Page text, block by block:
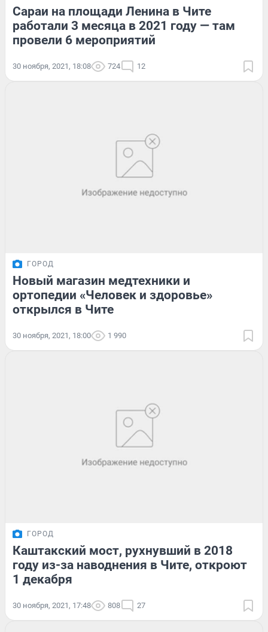
Сараи на площади Ленина в Чите
работали 3 месяца в 2021 году — там
провели 6 мероприятий
30 ноября, 2021, 18:08 724 12
ГОРОД
Новый магазин медтехники и
ортопедии «Человек и здоровье»
открылся в Чите
30 ноября, 2021, 18:00 1 990
ГОРОД
Каштакский мост, рухнувший в 2018
году из-за наводнения в Чите, откроют
1 декабря
30 ноября, 2021, 17:48 808 27